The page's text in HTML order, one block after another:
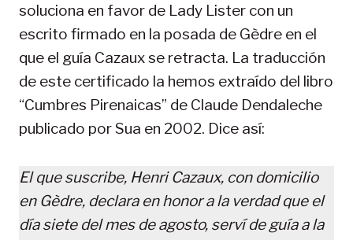
soluciona en favor de Lady Lister con un
escrito firmado en la posada de Gèdre en el
que el guía Cazaux se retracta. La traducción
de este certificado la hemos extraído del libro
“Cumbres Pirenaicas” de Claude Dendaleche
publicado por Sua en 2002. Dice así:
El que suscribe, Henri Cazaux, con domicilio
en Gèdre, declara en honor a la verdad que el
día siete del mes de agosto, serví de guía a la